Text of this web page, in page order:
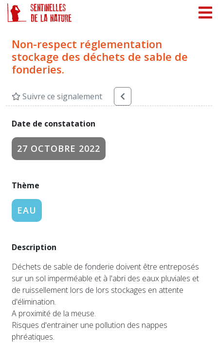
Non-respect réglementation
stockage des déchets de sable de
fonderies.
Suivre ce signalement
Date de constatation
27 OCTOBRE 2022
Thème
EAU
Description
Déchets de sable de fonderie doivent être entreposés
sur un sol imperméable et à l'abri des eaux pluviales et
de ruissellement lors de lors stockages en attente
d'élimination.
A proximité de la meuse.
Risques d'entrainer une pollution des nappes
phréatiques.
Panneau de gestion des cookies